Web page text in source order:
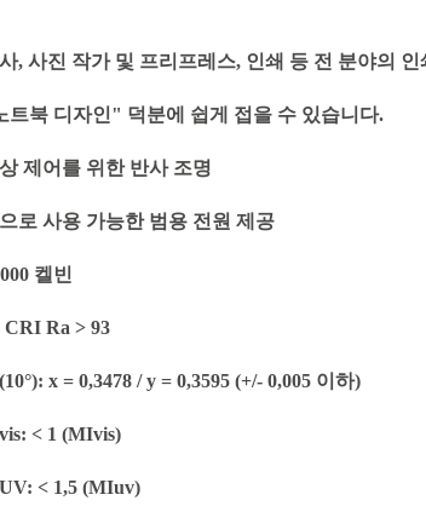
, 사진 작가 및 프리프레스, 인쇄 등 전 분야의
트북 디자인" 덕분에 쉽게 접을 수 있습니다.
제어를 위한 반사 조명
로 사용 가능한 범용 전원 제공
켈빈
Ra > 93
x = 0,3478 / y = 0,3595 (+/- 0,005 이하)
< 1 (MIvis)
< 1,5 (MIuv)